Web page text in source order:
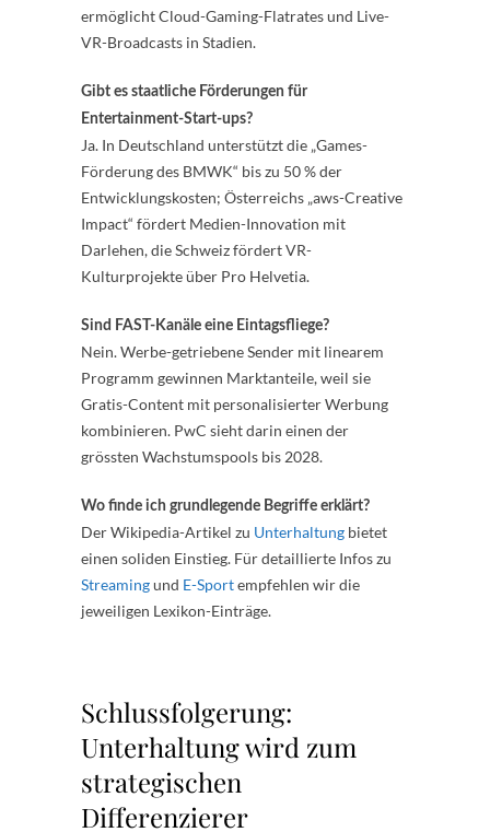
ermöglicht Cloud-Gaming-Flatrates und Live-
VR-Broadcasts in Stadien.
Gibt es staatliche Förderungen für
Entertainment-Start-ups?
Ja. In Deutschland unterstützt die „Games-
Förderung des BMWK“ bis zu 50 % der
Entwicklungskosten; Österreichs „aws-Creative
Impact“ fördert Medien-Innovation mit
Darlehen, die Schweiz fördert VR-
Kulturprojekte über Pro Helvetia.
Sind FAST-Kanäle eine Eintagsfliege?
Nein. Werbe-getriebene Sender mit linearem
Programm gewinnen Marktanteile, weil sie
Gratis-Content mit personalisierter Werbung
kombinieren. PwC sieht darin einen der
grössten Wachstumspools bis 2028.
Wo finde ich grundlegende Begriffe erklärt?
Der Wikipedia-Artikel zu Unterhaltung bietet
einen soliden Einstieg. Für detaillierte Infos zu
Streamingund E-Sportempfehlen wir die
jeweiligen Lexikon-Einträge.
Schlussfolgerung:
Unterhaltung wird zum
strategischen
Differenzierer